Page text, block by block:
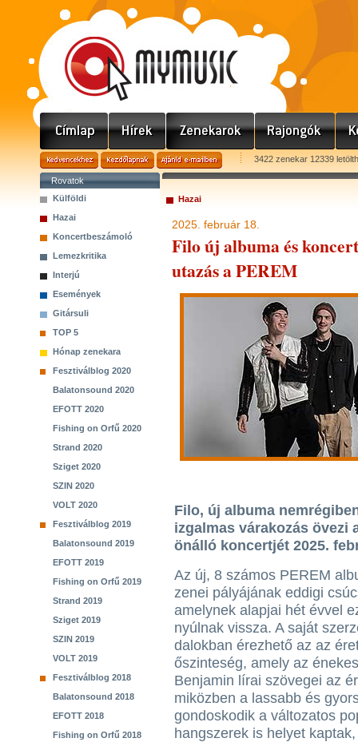
3422 zenekar 12339
Rovatok
Külföldi
Hazai
Koncertbeszámoló
Lemezkritika
Interjú
Események
Gitársuli
TOP 5
Hónap zenekara
Fesztiválblog 2020
Balatonsound 2020
EFOTT 2020
Fishing on Orfű 2020
Strand 2020
Sziget 2020
SZIN 2020
VOLT 2020
Fesztiválblog 2019
Balatonsound 2019
EFOTT 2019
Fishing on Orfű 2019
Strand 2019
Sziget 2019
SZIN 2019
VOLT 2019
Fesztiválblog 2018
Balatonsound 2018
EFOTT 2018
Fishing on Orfű 2018
Hazai
2025. február 18.
Filo új albuma és
utazás a PEREM
Filo, új albuma
izgalmas várakozás övezi
önálló koncertjét 2025.
Az új, 8 számos PEREM
zenei pályájának eddigi
amelynek alapjai hét évvel
nyúlnak vissza. A saját
dalokban érezhető az az
őszinteség, amely az
Benjamin lírai szövegei az
miközben a lassabb és
gondoskodik a változatos
hangszerek is helyet